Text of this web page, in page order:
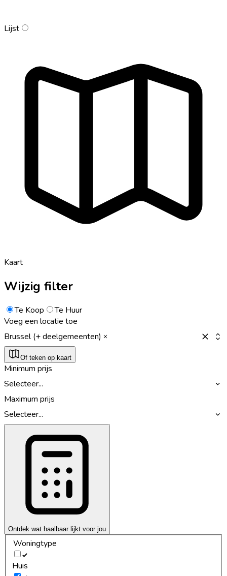
Lijst
Kaart
Wijzig filter
Te Koop
Te Huur
Voeg een locatie toe
Brussel (+ deelgemeenten)
Of teken op kaart
Minimum prijs
Selecteer...
Maximum prijs
Selecteer...
Ontdek wat haalbaar lijkt voor jou
Woningtype
Huis